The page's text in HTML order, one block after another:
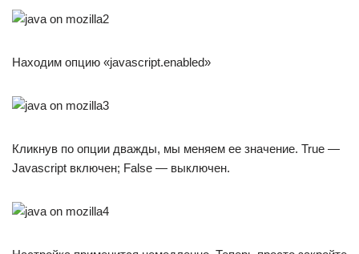
Находим опцию «javascript.enabled»
Кликнув по опции дважды, мы меняем ее значение. True —
Javascript включен; False — выключен.